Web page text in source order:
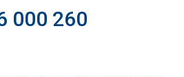
000 260